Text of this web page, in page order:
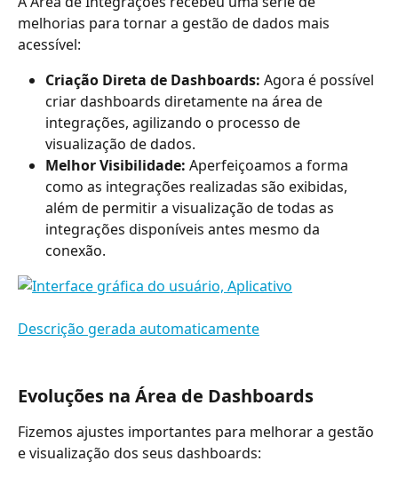
melhorias para tornar a gestão de dados mais
acessível:
Criação Direta de Dashboards: Agora é possível
criar dashboards diretamente na área de
integrações, agilizando o processo de
visualização de dados.
Melhor Visibilidade: Aperfeiçoamos a forma
como as integrações realizadas são exibidas,
além de permitir a visualização de todas as
integrações disponíveis antes mesmo da
conexão.
Evoluções na Área de Dashboards
Fizemos ajustes importantes para melhorar a gestão
e visualização dos seus dashboards: